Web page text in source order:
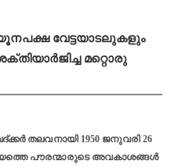
വേട്ടയാടലുകളും
മറ്റൊരു
തലവനായി 1950 ജനുവരി 26
പൗരന്മാരുടെ അവകാശങ്ങള്‍